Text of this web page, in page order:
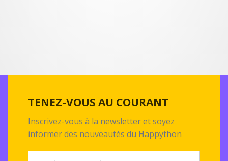
TENEZ-VOUS AU COURANT
Inscrivez-vous à la newsletter et soyez
informer des nouveautés du Happython